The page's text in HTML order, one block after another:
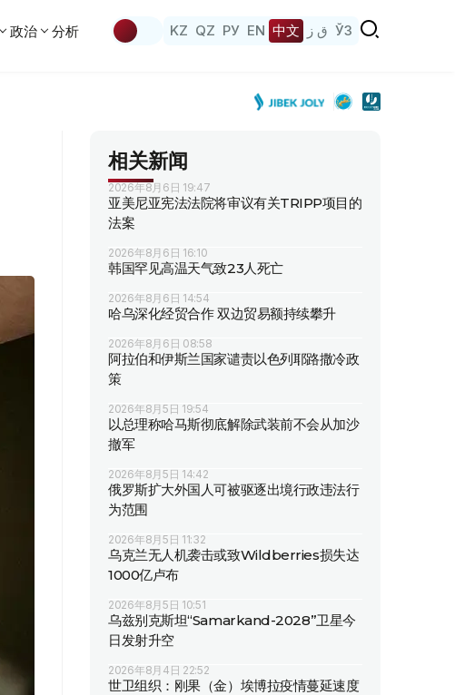
政治 分析 KZ QZ РУ EN 中文 ق ز ЎЗ
相关新闻
2026年8月6日 19:47
亚美尼亚宪法法院将审议有关TRIPP项目的
法案
2026年8月6日 16:10
韩国罕见高温天气致23人死亡
2026年8月6日 14:54
哈乌深化经贸合作 双边贸易额持续攀升
2026年8月6日 08:58
阿拉伯和伊斯兰国家谴责以色列耶路撒冷政
策
2026年8月5日 19:54
以总理称哈马斯彻底解除武装前不会从加沙
撤军
2026年8月5日 14:42
俄罗斯扩大外国人可被驱逐出境行政违法行
为范围
2026年8月5日 11:32
乌克兰无人机袭击或致Wildberries损失达
1000亿卢布
2026年8月5日 10:51
乌兹别克斯坦“Samarkand-2028”卫星今
日发射升空
2026年8月4日 22:52
世卫组织：刚果（金）埃博拉疫情蔓延速度